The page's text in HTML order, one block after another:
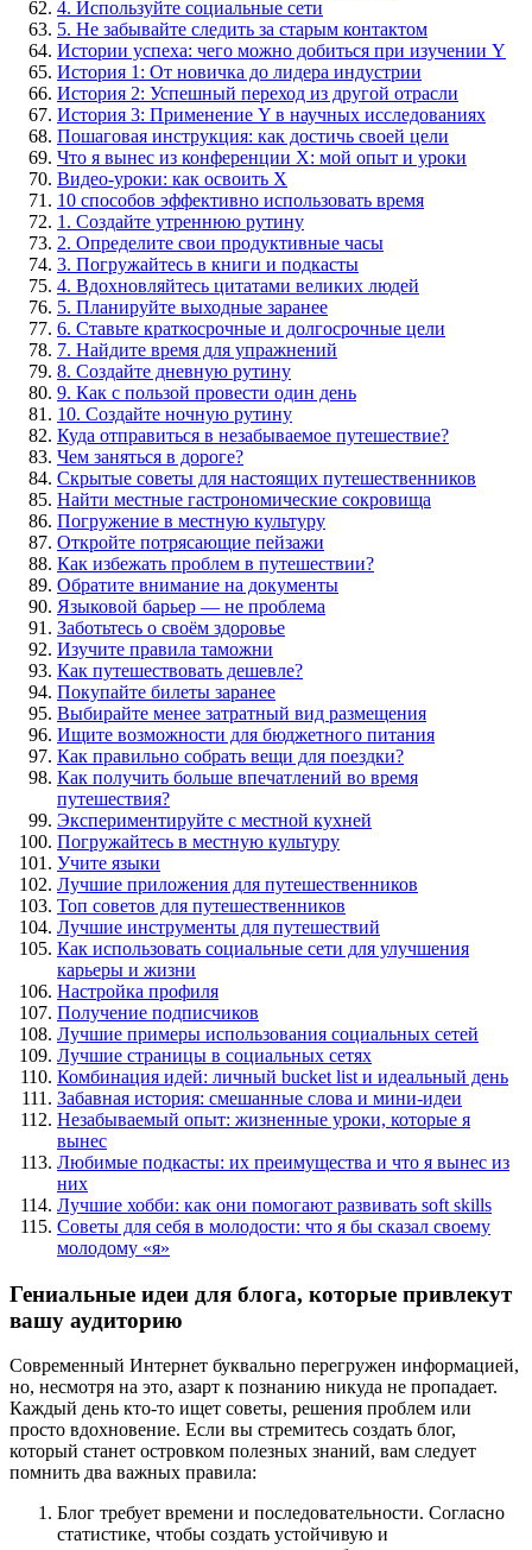
4. Используйте социальные сети
5. Не забывайте следить за старым контактом
Истории успеха: чего можно добиться при изучении Y
История 1: От новичка до лидера индустрии
История 2: Успешный переход из другой отрасли
История 3: Применение Y в научных исследованиях
Пошаговая инструкция: как достичь своей цели
Что я вынес из конференции Х: мой опыт и уроки
Видео-уроки: как освоить Х
10 способов эффективно использовать время
1. Создайте утреннюю рутину
2. Определите свои продуктивные часы
3. Погружайтесь в книги и подкасты
4. Вдохновляйтесь цитатами великих людей
5. Планируйте выходные заранее
6. Ставьте краткосрочные и долгосрочные цели
7. Найдите время для упражнений
8. Создайте дневную рутину
9. Как с пользой провести один день
10. Создайте ночную рутину
Куда отправиться в незабываемое путешествие?
Чем заняться в дороге?
Скрытые советы для настоящих путешественников
Найти местные гастрономические сокровища
Погружение в местную культуру
Откройте потрясающие пейзажи
Как избежать проблем в путешествии?
Обратите внимание на документы
Языковой барьер — не проблема
Заботьтесь о своём здоровье
Изучите правила таможни
Как путешествовать дешевле?
Покупайте билеты заранее
Выбирайте менее затратный вид размещения
Ищите возможности для бюджетного питания
Как правильно собрать вещи для поездки?
Как получить больше впечатлений во время
путешествия?
Экспериментируйте с местной кухней
Погружайтесь в местную культуру
Учите языки
Лучшие приложения для путешественников
Топ советов для путешественников
Лучшие инструменты для путешествий
Как использовать социальные сети для улучшения
карьеры и жизни
Настройка профиля
Получение подписчиков
Лучшие примеры использования социальных сетей
Лучшие страницы в социальных сетях
Комбинация идей: личный bucket list и идеальный день
Забавная история: смешанные слова и мини-идеи
Незабываемый опыт: жизненные уроки, которые я
вынес
Любимые подкасты: их преимущества и что я вынес из
них
Лучшие хобби: как они помогают развивать soft skills
Советы для себя в молодости: что я бы сказал своему
молодому «я»
Гениальные идеи для блога, которые привлекут
вашу аудиторию
Современный Интернет буквально перегружен информацией,
но, несмотря на это, азарт к познанию никуда не пропадает.
Каждый день кто-то ищет советы, решения проблем или
просто вдохновение. Если вы стремитесь создать блог,
который станет островком полезных знаний, вам следует
помнить два важных правила:
Блог требует времени и последовательности. Согласно
статистике, чтобы создать устойчивую и